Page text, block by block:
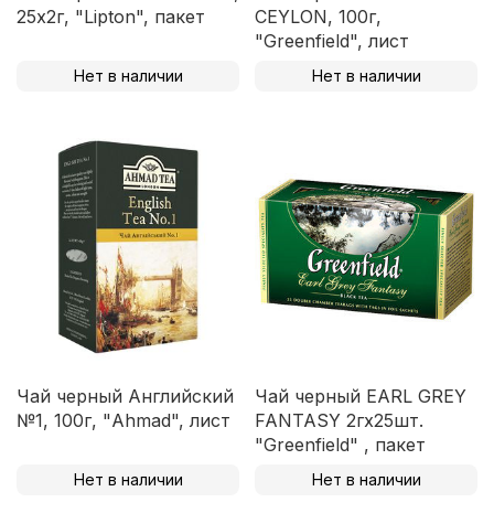
25х2г, "Lipton", пакет
Нет в наличии
CEYLON, 100г,
"Greenfield", лист
Нет в наличии
Чай черный Английский
№1, 100г, "Ahmad", лист
Нет в наличии
Чай черный EARL GREY
FANTASY 2гх25шт.
"Greenfield" , пакет
Нет в наличии